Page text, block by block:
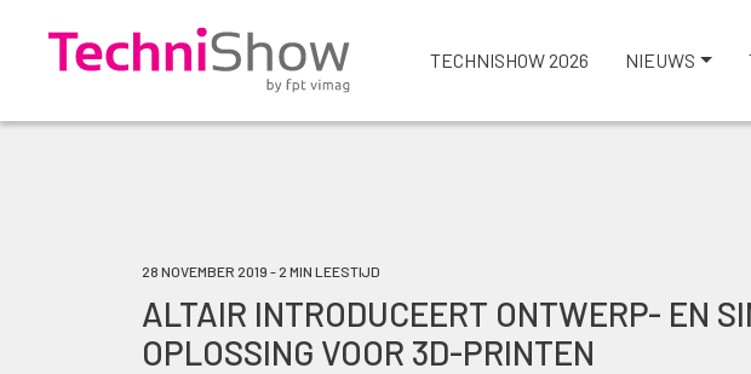
TECHNISHOW 2026 NIEUWS
28 NOVEMBER 2019 - 2 MIN LEESTIJD
ALTAIR INTRODUCEERT ONTWERP- EN
OPLOSSING VOOR 3D-PRINTEN